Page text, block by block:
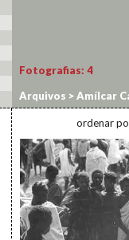
Fotografias: 4
Arquivos >Amílcar
ordenar